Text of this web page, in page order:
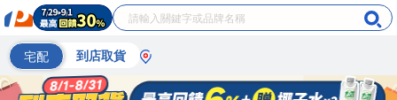
宅配 到店取貨